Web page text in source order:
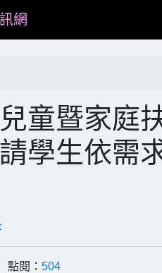
網
童暨家庭
學生依需
閱： 504